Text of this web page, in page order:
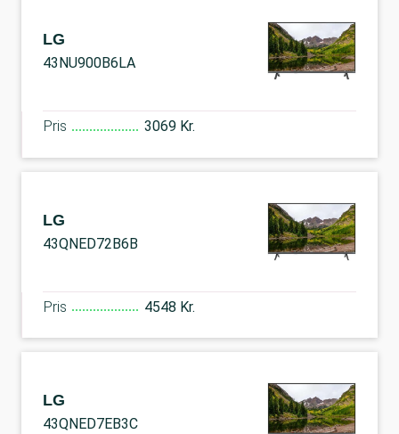
LG
43NU900B6LA
Pris 3069 Kr.
LG
43QNED72B6B
Pris 4548 Kr.
LG
43QNED7EB3C